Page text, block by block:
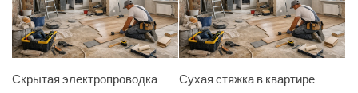
Скрытая электропроводка
Сухая стяжка в квартире: